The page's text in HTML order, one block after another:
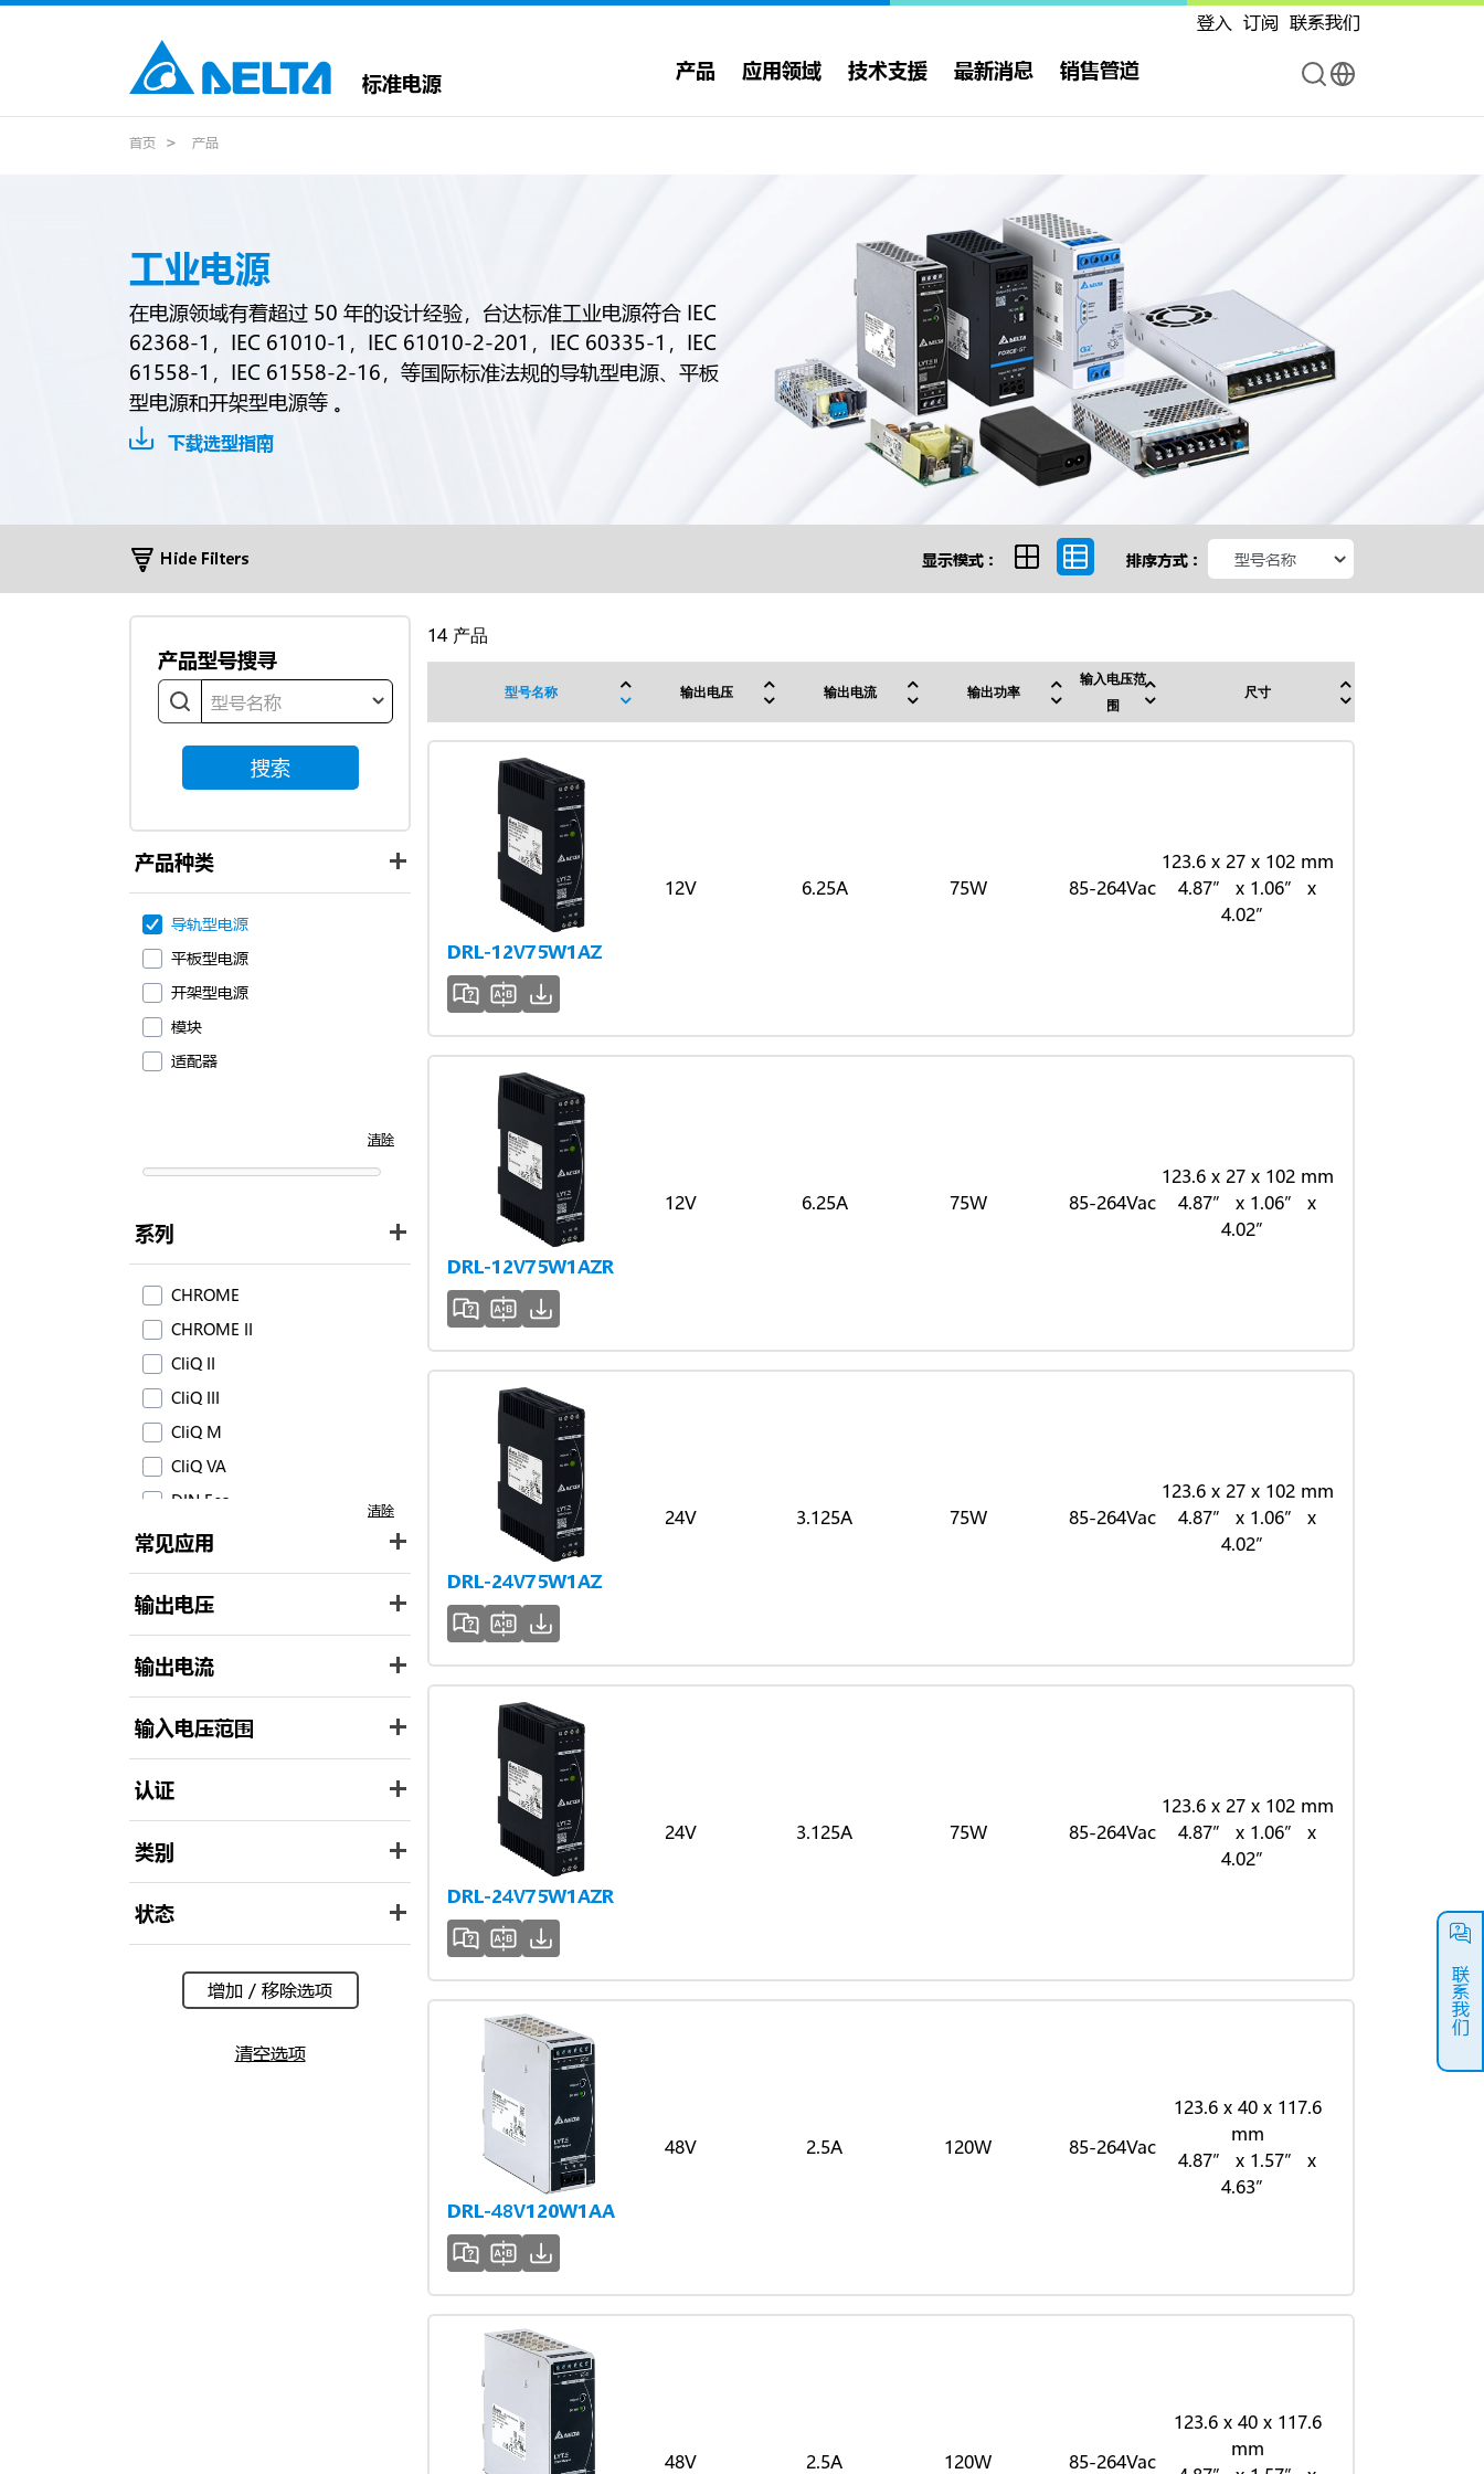
登入 订阅 联系我们
标准电源 产品 应用领域 技术支援 最新消息 销售管道
联系我们
首页 产品
工业电源
在电源领域有着超过 50 年的设计经验，台达标准工业电源符合 IEC
62368-1，IEC 61010-1，IEC 61010-2-201，IEC 60335-1，IEC
61558-1，IEC 61558-2-16，等国际标准法规的导轨型电源、平板
型电源和开架型电源等 。
下载选型指南
Hide Filters 显示模式 : 排序方式 :
产品型号搜寻
型号名称
搜索
产品种类
导轨型电源
平板型电源
开架型电源
模块
适配器
清除
系列
CHROME
CHROME II
CliQ II
CliQ III
CliQ M
CliQ VA
DIN Eco
DIN Pro
Force-GT
LYTE
LYTE II
SYNC
清除
常见应用
输出电压
输出电流
输入电压范围
认证
类别
状态
增加 / 移除选项
清空选项
14 产品
型号名称 输出电压 输出电流 输出功率
输入电压范
围
尺寸
DRL-12V75W1AZ
12V 6.25A 75W 85-264Vac
123.6 x 27 x 102 mm
4.87” x 1.06” x
4.02”
DRL-12V75W1AZR
12V 6.25A 75W 85-264Vac
123.6 x 27 x 102 mm
4.87” x 1.06” x
4.02”
DRL-24V75W1AZ
24V 3.125A 75W 85-264Vac
123.6 x 27 x 102 mm
4.87” x 1.06” x
4.02”
DRL-24V75W1AZR
24V 3.125A 75W 85-264Vac
123.6 x 27 x 102 mm
4.87” x 1.06” x
4.02”
DRL-48V120W1AA
48V 2.5A 120W 85-264Vac
123.6 x 40 x 117.6
mm
4.87” x 1.57” x
4.63”
48V 2.5A 120W 85-264Vac
123.6 x 40 x 117.6
mm